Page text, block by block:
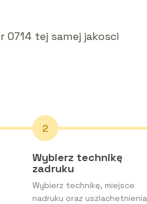
0714 tej samej jakosci
Wybierz technikę
zadruku
Wybierz technikę, miejsce
nadruku oraz uszlachetnienia